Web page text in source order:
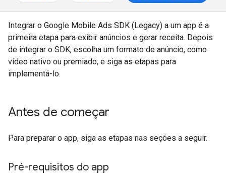
Integrar o Google Mobile Ads SDK (Legacy) a um app é a
primeira etapa para exibir anúncios e gerar receita. Depois
de integrar o SDK, escolha um formato de anúncio, como
vídeo nativo ou premiado, e siga as etapas para
implementá-lo.
Antes de começar
Para preparar o app, siga as etapas nas seções a seguir.
Pré-requisitos do app